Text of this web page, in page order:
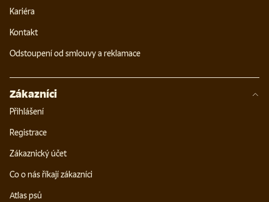
Kariéra
Kontakt
Odstoupení od smlouvy a reklamace
Zákazníci
Přihlášení
Registrace
Zákaznický účet
Co o nás říkají zákazníci
Atlas psů